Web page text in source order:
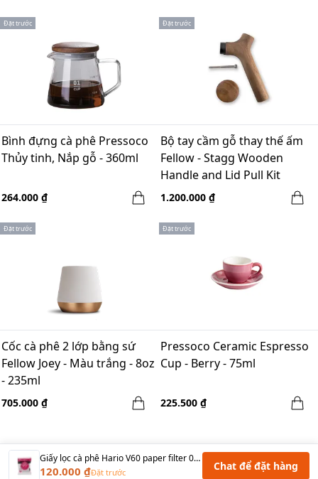
Đặt trước
Bình đựng cà phê Pressoco
Thủy tinh, Nắp gỗ - 360ml
264.000 ₫
Đặt trước
Bộ tay cầm gỗ thay thế ấm
Fellow - Stagg Wooden
Handle and Lid Pull Kit
Walnut
1.200.000 ₫
Đặt trước
Cốc cà phê 2 lớp bằng sứ
Fellow Joey - Màu trắng - 8oz
- 235ml
705.000 ₫
Đặt trước
Pressoco Ceramic Espresso
Cup - Berry - 75ml
225.500 ₫
Giấy lọc cà phê Hario V60 paper filter 01 Trắng VCF-01-100W
120.000 ₫Đặt trước Chat để đặt hàng